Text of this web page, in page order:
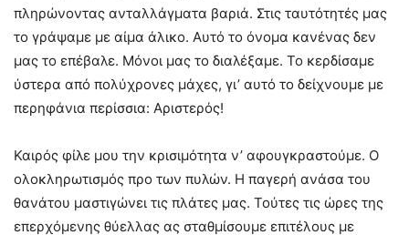
πληρώνοντας ανταλλάγματα βαριά. Στις ταυτότητές μας
το γράψαμε με αίμα άλικο. Αυτό το όνομα κανένας δεν
μας το επέβαλε. Μόνοι μας το διαλέξαμε. Το κερδίσαμε
ύστερα από πολύχρονες μάχες, γι’ αυτό το δείχνουμε με
περηφάνια περίσσια: Αριστερός!
Καιρός φίλε μου την κρισιμότητα ν’ αφουγκραστούμε. Ο
ολοκληρωτισμός προ των πυλών. Η παγερή ανάσα του
θανάτου μαστιγώνει τις πλάτες μας. Τούτες τις ώρες της
επερχόμενης θύελλας ας σταθμίσουμε επιτέλους με